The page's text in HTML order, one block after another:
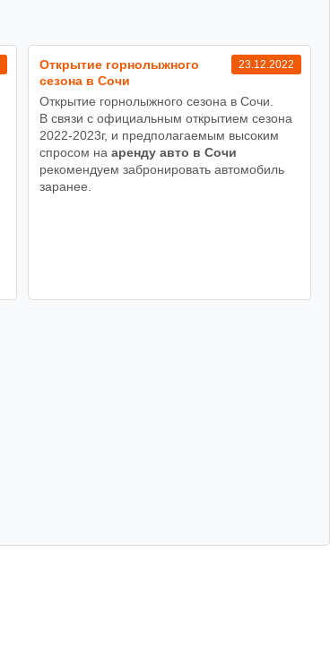
23.12.2022
Открытие горнолыжного
сезона в Сочи
Открытие горнолыжного сезона в Сочи.
В связи с официальным открытием сезона
2022-2023г, и предполагаемым высоким
спросом на аренду авто в Сочи
рекомендуем забронировать автомобиль
заранее.